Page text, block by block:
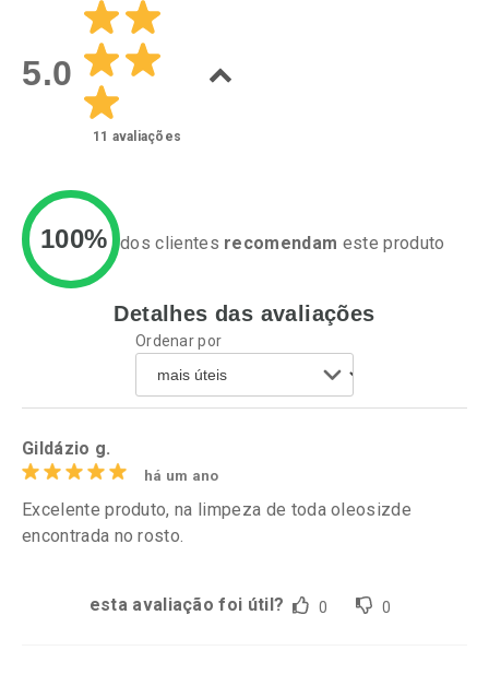
Laboratório
Ativar Desconto
Comprar sem Desconto
Por R$ 25,27/cada
Por Menos
Comprar sem Desconto
Ativar Desconto
Comprar sem Desconto
Por R$ 61,55/cada
5.0
11 avaliações
100% dos clientes recomendam este produto
Detalhes das avaliações
Ordenar por
Gildázio g.
há um ano
Excelente produto, na limpeza de toda oleosizde
encontrada no rosto.
esta avaliação foi útil? 0 0